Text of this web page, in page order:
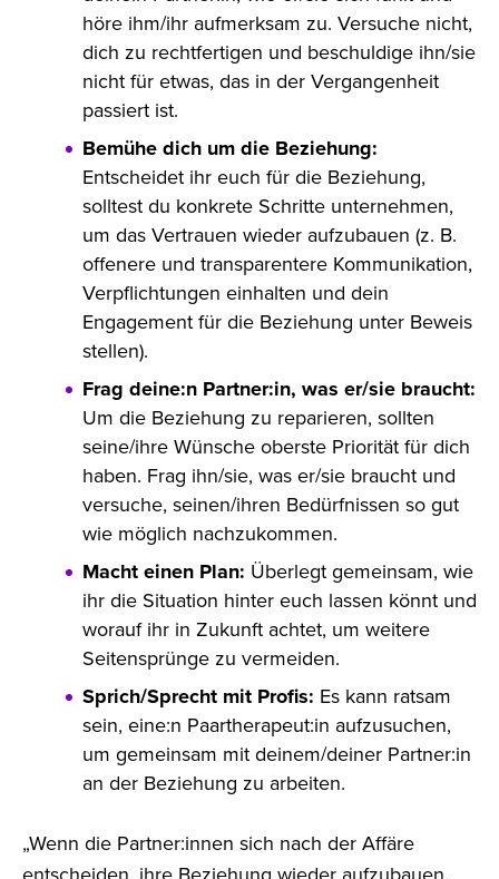
höre ihm/ihr aufmerksam zu. Versuche nicht,
dich zu rechtfertigen und beschuldige ihn/sie
nicht für etwas, das in der Vergangenheit
passiert ist.
Bemühe dich um die Beziehung:
Entscheidet ihr euch für die Beziehung,
solltest du konkrete Schritte unternehmen,
um das Vertrauen wieder aufzubauen (z. B.
offenere und transparentere Kommunikation,
Verpflichtungen einhalten und dein
Engagement für die Beziehung unter Beweis
stellen).
Frag deine:n Partner:in, was er/sie braucht:
Um die Beziehung zu reparieren, sollten
seine/ihre Wünsche oberste Priorität für dich
haben. Frag ihn/sie, was er/sie braucht und
versuche, seinen/ihren Bedürfnissen so gut
wie möglich nachzukommen.
Macht einen Plan: Überlegt gemeinsam, wie
ihr die Situation hinter euch lassen könnt und
worauf ihr in Zukunft achtet, um weitere
Seitensprünge zu vermeiden.
Sprich/Sprecht mit Profis: Es kann ratsam
sein, eine:n Paartherapeut:in aufzusuchen,
um gemeinsam mit deinem/deiner Partner:in
an der Beziehung zu arbeiten.
„Wenn die Partner:innen sich nach der Affäre